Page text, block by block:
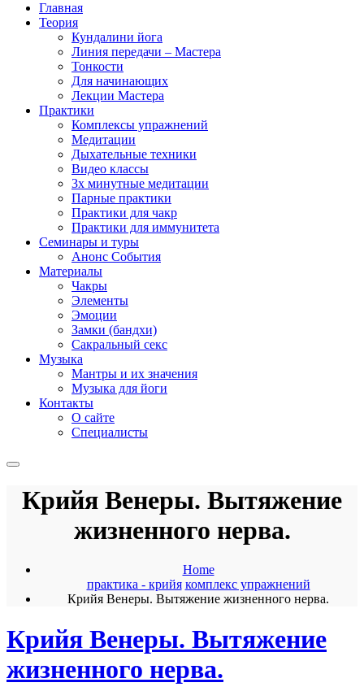
Главная
Теория
Кундалини йога
Линия передачи – Мастера
Тонкости
Для начинающих
Лекции Мастера
Практики
Комплексы упражнений
Медитации
Дыхательные техники
Видео классы
3х минутные медитации
Парные практики
Практики для чакр
Практики для иммунитета
Семинары и туры
Анонс События
Материалы
Чакры
Элементы
Эмоции
Замки (бандхи)
Сакральный секс
Музыка
Мантры и их значения
Музыка для йоги
Контакты
О сайте
Специалисты
Крийя Венеры. Вытяжение
жизненного нерва.
Home
практика - крийя комплекс упражнений
Крийя Венеры. Вытяжение жизненного нерва.
Крийя Венеры. Вытяжение
жизненного нерва.